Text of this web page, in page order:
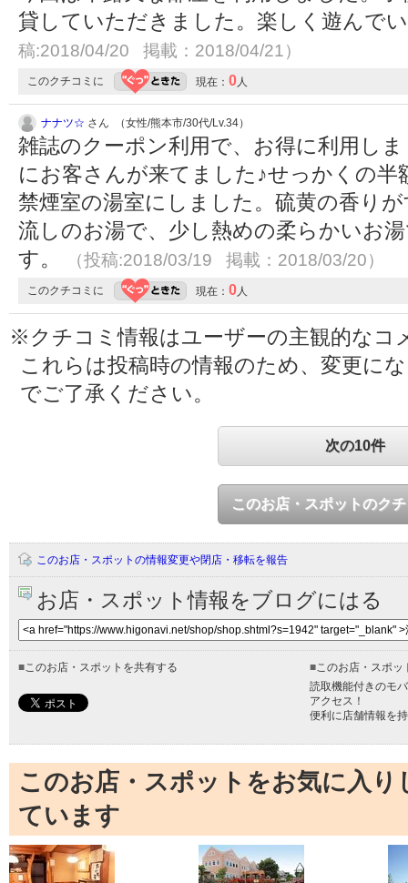
貸していただきました。楽しく遊んで
稿:2018/04/20 掲載：2018/04/21）
このクチコミに 現在： 0人
ナナツ☆ さん （女性/熊本市/30代/Lv.34）
雑誌のクーポン利用で、お得に利用し
にお客さんが来てました♪せっかくの
禁煙室の湯室にしました。硫黄の香り
流しのお湯で、少し熱めの柔らかいお
す。
（投稿:2018/03/19 掲載：2018/03/20）
このクチコミに 現在： 0人
※クチコミ情報はユーザーの主観的なコ
これらは投稿時の情報のため、変更に
でご了承ください。
次の10件
このお店・スポットのク
このお店・スポットの情報変更や閉店・移転を報告
お店・スポット情報をブログにはる
■このお店・スポットを共有する ■このお店・スポッ
読取機能付きのモ
アクセス！
便利に店舗情報を
このお店・スポットをお気に入
ています